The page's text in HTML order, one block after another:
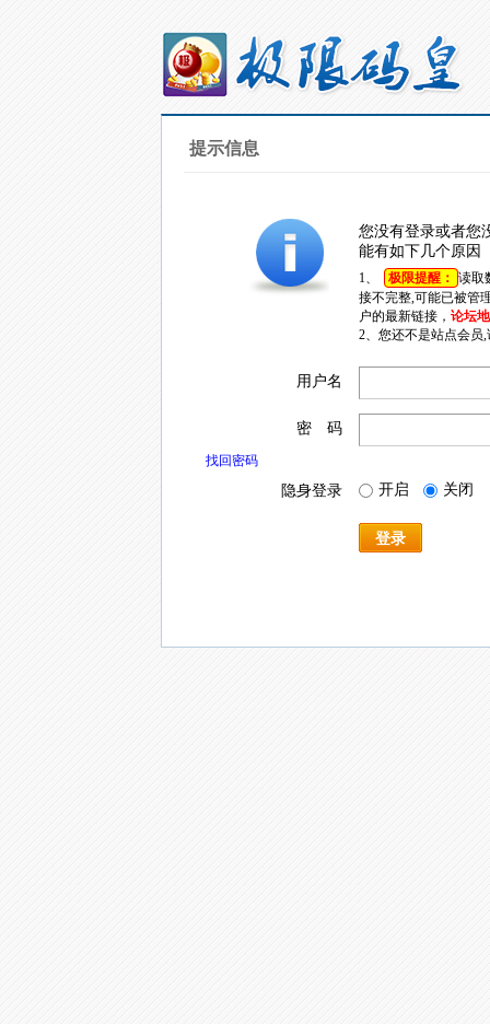
提示信息
您没有登录或者您
能有如下几个原因
1、 极限提醒： 读取
接不完整,可能已被管
户的最新链接， 论坛
2、您还不是站点会员
用户名
密 码
找回密码
隐身登录 开启 关闭
登录